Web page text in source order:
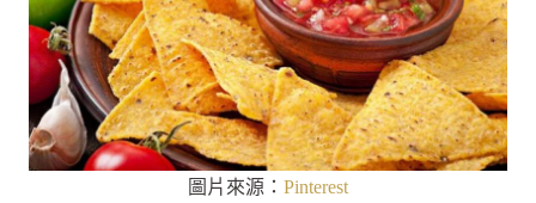
圖片來源： Pinterest